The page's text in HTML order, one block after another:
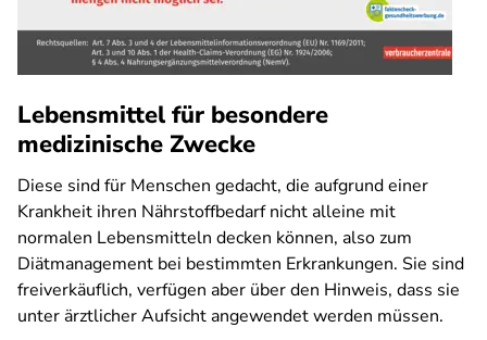
Lebensmittel für besondere
medizinische Zwecke
Diese sind für Menschen gedacht, die aufgrund einer
Krankheit ihren Nährstoffbedarf nicht alleine mit
normalen Lebensmitteln decken können, also zum
Diätmanagement bei bestimmten Erkrankungen. Sie sind
freiverkäuflich, verfügen aber über den Hinweis, dass sie
unter ärztlicher Aufsicht angewendet werden müssen.